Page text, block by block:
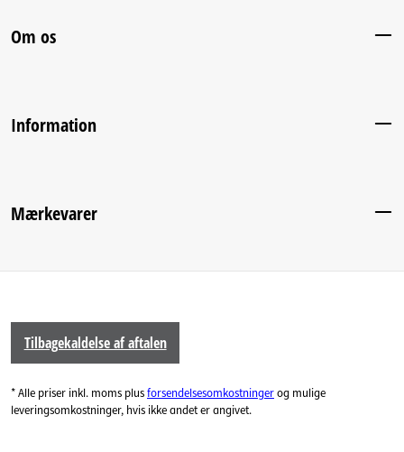
Om os
Information
Mærkevarer
Tilbagekaldelse af aftalen
* Alle priser inkl. moms plusforsendelsesomkostningerog mulige
leveringsomkostninger, hvis ikke andet er angivet.